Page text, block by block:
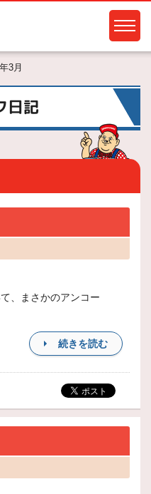
3月
日記
、まさかのアンコー
続きを読む